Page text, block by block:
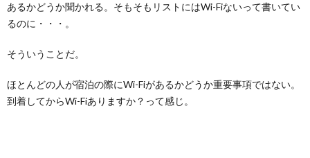
あるかどうか聞かれる。そもそもリストにはWi-Fiないって書いてい
るのに・・・。
そういうことだ。
ほとんどの人が宿泊の際にWi-Fiがあるかどうか重要事項ではない。
到着してからWi-Fiありますか？って感じ。